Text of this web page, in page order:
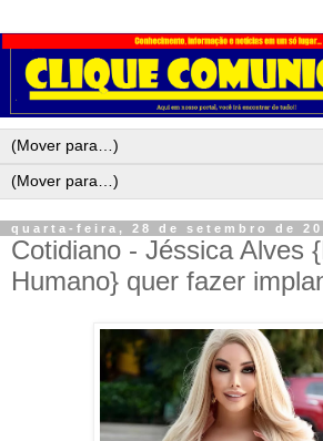
quarta-feira, 28 de setembro de
Cotidiano - Jéssica Alves
Humano} quer fazer